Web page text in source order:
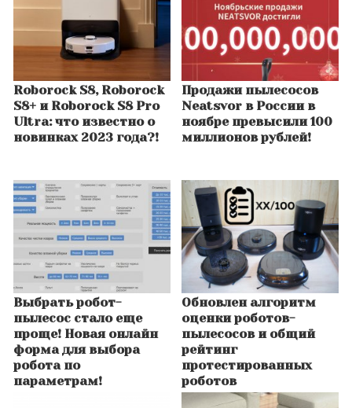
Roborock S8, Roborock
S8+ и Roborock S8 Pro
Ultra: что известно о
новинках 2023 года?!
Продажи пылесосов
Neatsvor в России в
ноябре превысили 100
миллионов рублей!
Выбрать робот-
пылесос стало еще
проще! Новая онлайн
форма для выбора
робота по
параметрам!
Обновлен алгоритм
оценки роботов-
пылесосов и общий
рейтинг
протестированных
роботов